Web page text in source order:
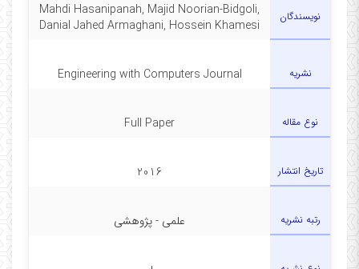
نویسندگان
Mahdi Hasanipanah, Majid Noorian-Bidgoli,
Danial Jahed Armaghani, Hossein Khamesi
نشریه Engineering with Computers Journal
نوع مقاله Full Paper
تاریخ انتشار 2016
رتبه نشریه علمی - پژوهشی